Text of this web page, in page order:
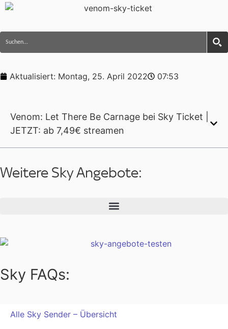
Aktualisiert: Montag, 25. April 2022 07:53
Venom: Let There Be Carnage bei Sky Ticket |
JETZT: ab 7,49€ streamen
Weitere Sky Angebote:
Sky FAQs:
Alle Sky Sender – Übersicht